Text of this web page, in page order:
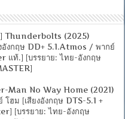
Thunderbolts (2025)
อังกฤษ DD+ 5.1.Atmos / พากย์
แท้.] [บรรยาย: ไทย-อังกฤษ
Man No Way Home (2021)
โฮม [เสียงอังกฤษ DTS-5.1 +
[บรรยาย: ไทย-อังกฤษ